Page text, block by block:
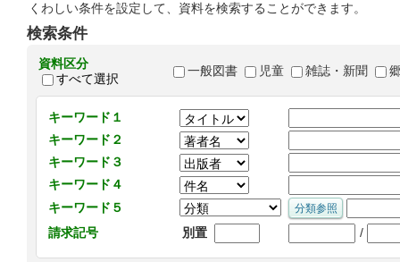
くわしい条件を設定して、資料を検索することができます。
検索条件
資料区分
すべて選択
一般図書 児童 雑誌・新聞
キーワード１
キーワード２
キーワード３
キーワード４
キーワード５
請求記号
別置 /